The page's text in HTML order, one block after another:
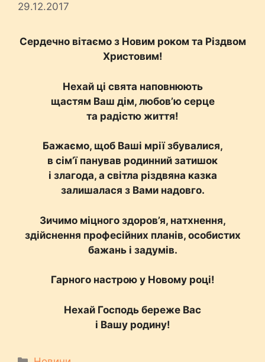
29.12.2017
Cердечно вітаємо з Новим роком та Різдвом
Христовим!
Нехай ці свята наповнюють
щастям Ваш дім, любов’ю серце
та радістю життя!
Бажаємо, щоб Ваші мрії збувалися,
в сім’ї панував родинний затишок
і злагода, а світла різдвяна казка
залишалася з Вами надовго.
Зичимо міцного здоров’я, натхнення,
здійснення професійних планів, особистих
бажань і задумів.
Гарного настрою у Новому році!
Нехай Господь береже Вас
і Вашу родину!
Категорії